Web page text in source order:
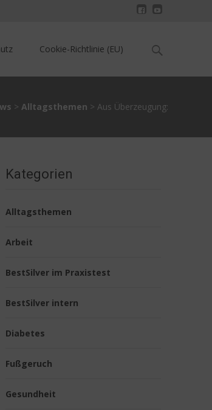
Cookie-Richtlinie (EU)
Search
> Alltagsthemen > Aus Überzeugung:
Kategorien
Alltagsthemen
Arbeit
BestSilver im Praxistest
BestSilver intern
Diabetes
Fußgeruch
Gesundheit